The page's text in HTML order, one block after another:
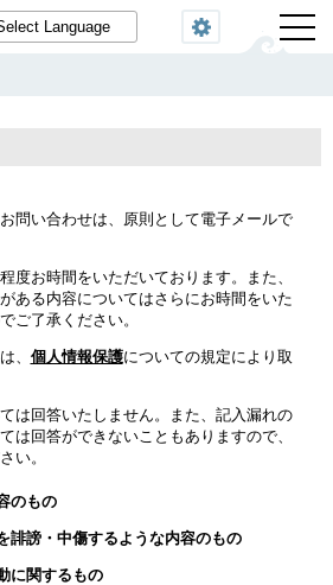
閲覧機能
問い合わせは、原則として電子メールで
度お時間をいただいております。また、
ある内容についてはさらにお時間をいた
ご了承ください。
、 個人情報保護についての規定により取
は回答いたしません。また、記入漏れの
は回答ができないこともありますので、
い。
のもの
誹謗・中傷するような内容のもの
に関するもの